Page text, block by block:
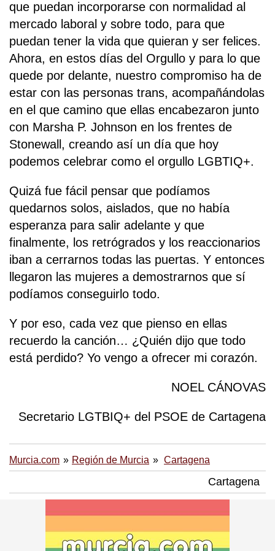
que puedan incorporarse con normalidad al
mercado laboral y sobre todo, para que
puedan tener la vida que quieran y ser felices.
Ahora, en estos días del Orgullo y para lo que
quede por delante, nuestro compromiso ha de
estar con las personas trans, acompañándolas
en el que camino que ellas encabezaron junto
con Marsha P. Johnson en los frentes de
Stonewall, creando así un día que hoy
podemos celebrar como el orgullo LGBTIQ+.
Quizá fue fácil pensar que podíamos
quedarnos solos, aislados, que no había
esperanza para salir adelante y que
finalmente, los retrógrados y los reaccionarios
iban a cerrarnos todas las puertas. Y entonces
llegaron las mujeres a demostrarnos que sí
podíamos conseguirlo todo.
Y por eso, cada vez que pienso en ellas
recuerdo la canción… ¿Quién dijo que todo
está perdido? Yo vengo a ofrecer mi corazón.
NOEL CÁNOVAS
Secretario LGTBIQ+ del PSOE de Cartagena
Murcia.com Región de Murcia Cartagena
Cartagena